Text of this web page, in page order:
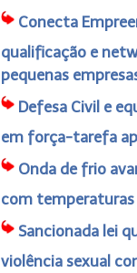
Conecta
qualificação e
pequenas
Defesa Civil e
em força-tarefa
Onda de frio
com temperaturas
Sancionada lei
violência sexual